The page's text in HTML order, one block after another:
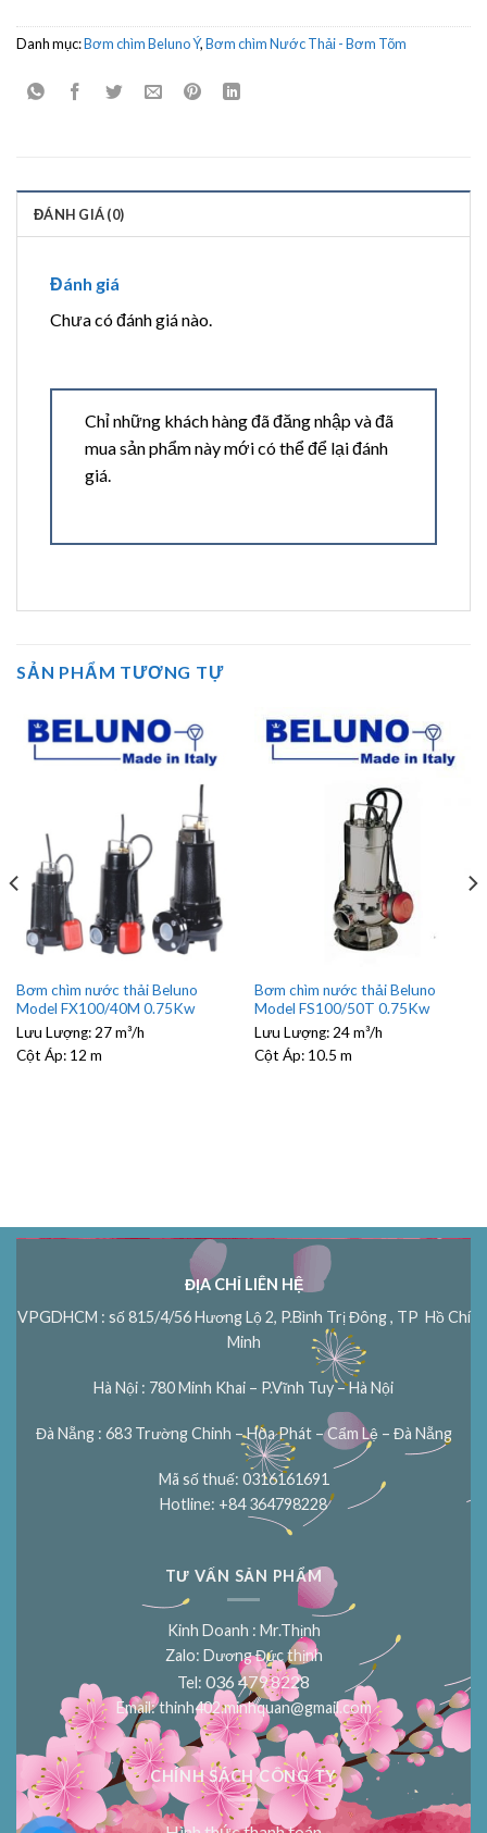
Danh mục:Bơm chìm Beluno Ý,Bơm chìm Nước Thải - Bơm Tõm
ĐÁNH GIÁ (0)
Đánh giá
Chưa có đánh giá nào.
Chỉ những khách hàng đã đăng nhập và đã
mua sản phẩm này mới có thể để lại đánh
giá.
SẢN PHẨM TƯƠNG TỰ
Bơm chìm nước thải Beluno
Model FX100/40M 0.75Kw
Lưu Lượng: 27 m³/h
Cột Áp: 12 m
Bơm chìm nước thải Beluno
Model FS100/50T 0.75Kw
Lưu Lượng: 24 m³/h
Cột Áp: 10.5 m
ĐỊA CHỈ LIÊN HỆ
VPGDHCM : số 815/4/56 Hương Lộ 2, P.Bình Trị Đông , TP Hồ Chí
Minh
Hà Nội : 780 Minh Khai – P.Vĩnh Tuy – Hà Nội
Đà Nẵng : 683 Trường Chinh – Hòa Phát – Cẩm Lệ – Đà Nẵng
Mã số thuế: 0316161691
Hotline: +84 364798228
TƯ VẤN SẢN PHẨM
Kinh Doanh : Mr.Thịnh
Zalo: Dương Đức thịnh
Tel: 036 479 8228
Email:thinh402.minhquan@gmail.com
CHÍNH SÁCH CÔNG TY